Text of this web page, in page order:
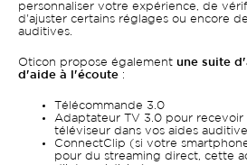
personnaliser votre expérience, de
d'ajuster certains réglages ou encore
auditives.
Oticon propose également une suite
d'aide à l'écoute :
Télécommande 3.0
Adaptateur TV 3.0 pour recevoir
téléviseur dans vos aides
ConnectClip (si votre
pour du streaming direct, cette